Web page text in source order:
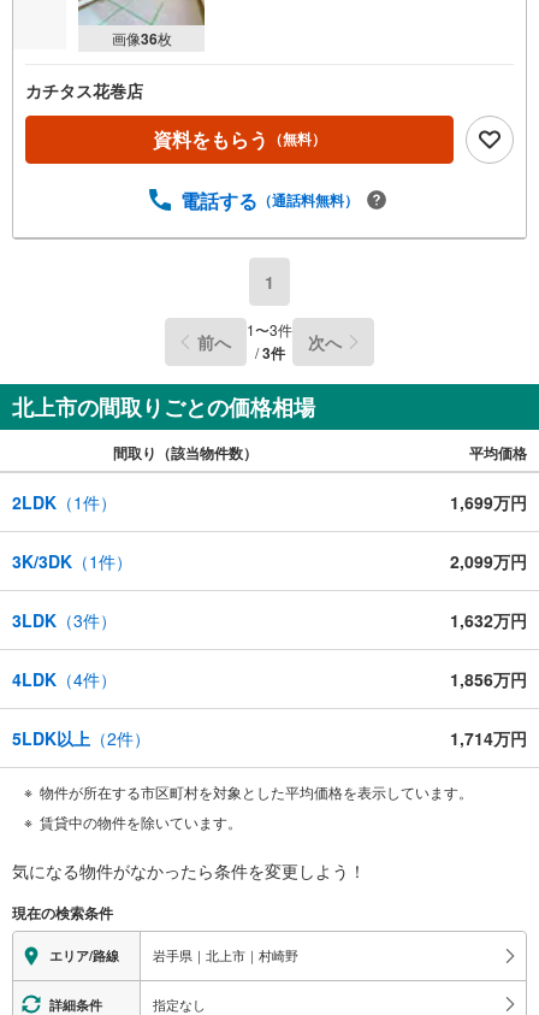
画像36枚
カチタス花巻店
資料をもらう （無料）
電話する （通話料無料）
1
前へ 1〜3件
/3件 次へ
北上市の間取りごとの価格相場
間取り（該当物件数） 平均価格
2LDK （1件） 1,699万円
3K/3DK （1件） 2,099万円
3LDK （3件） 1,632万円
4LDK （4件） 1,856万円
5LDK以上 （2件） 1,714万円
物件が所在する市区町村を対象とした平均価格を表示しています。
賃貸中の物件を除いています。
気になる物件がなかったら条件を変更しよう！
現在の検索条件
エリア/路線 岩手県｜北上市｜村崎野
詳細条件 指定なし